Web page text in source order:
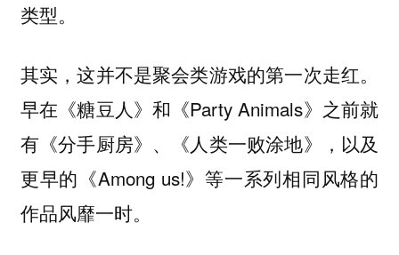
类型。
其实，这并不是聚会类游戏的第一次走红。
早在《糖豆人》和《Party Animals》之前就
有《分手厨房》、《人类一败涂地》，以及
更早的《Among us!》等一系列相同风格的
作品风靡一时。